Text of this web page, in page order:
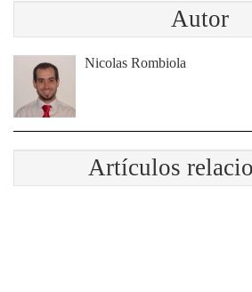
Autor
Nicolas Rombiola
Artículos